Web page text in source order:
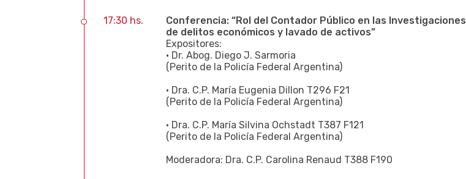
17:30 hs.
Conferencia: “Rol del Contador Público en las Investigaciones
de delitos económicos y lavado de activos”
Expositores:
• Dr. Abog. Diego J. Sarmoria
(Perito de la Policía Federal Argentina)
• Dra. C.P. María Eugenia Dillon T296 F21
(Perito de la Policía Federal Argentina)
• Dra. C.P. María Silvina Ochstadt T387 F121
(Perito de la Policía Federal Argentina)
Moderadora: Dra. C.P. Carolina Renaud T388 F190